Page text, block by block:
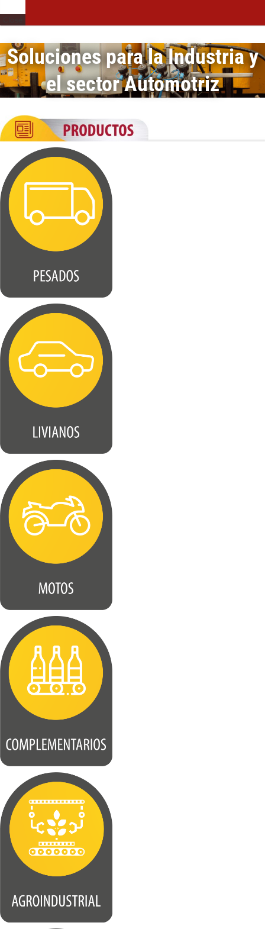
Soluciones para la Industria y
el sector Automotriz